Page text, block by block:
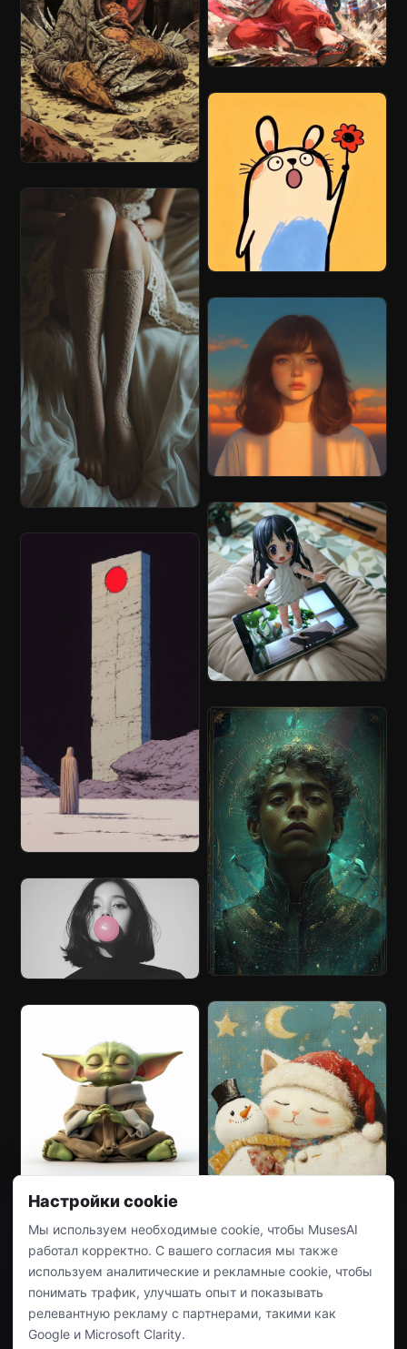
Настройки cookie
Мы используем необходимые cookie, чтобы MusesAI
работал корректно. С вашего согласия мы также
используем аналитические и рекламные cookie, чтобы
понимать трафик, улучшать опыт и показывать
релевантную рекламу с партнерами, такими как
Google и Microsoft Clarity.